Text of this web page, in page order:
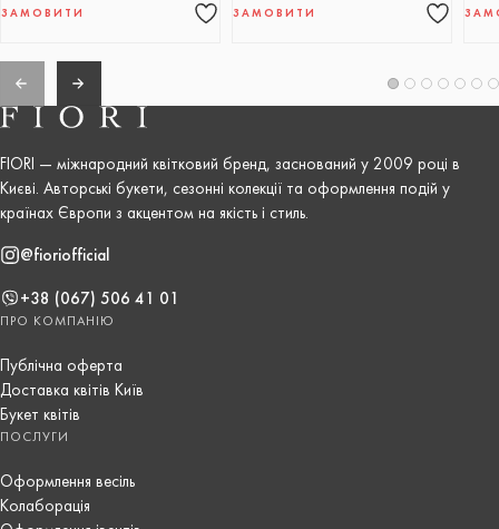
ЗАМОВИТИ ЗАМОВИТИ
FIORI — міжнародний квітковий бренд, заснований у 2009 році в
Києві. Авторські букети, сезонні колекції та оформлення подій у
країнах Європи з акцентом на якість і стиль.
@fioriofficial
+38 (067) 506 41 01
ПРО КОМПАНІЮ
Публічна оферта
Доставка квітів Київ
Букет квітів
ПОСЛУГИ
Оформлення весіль
Колаборація